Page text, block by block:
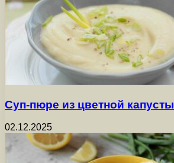
Суп-пюре из цветной капусты
02.12.2025